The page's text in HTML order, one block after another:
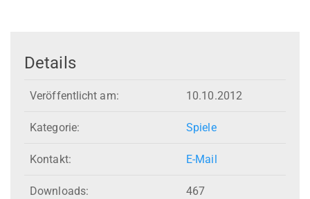
Details
Veröffentlicht am: 10.10.2012
Kategorie: Spiele
Kontakt: E-Mail
Downloads: 467